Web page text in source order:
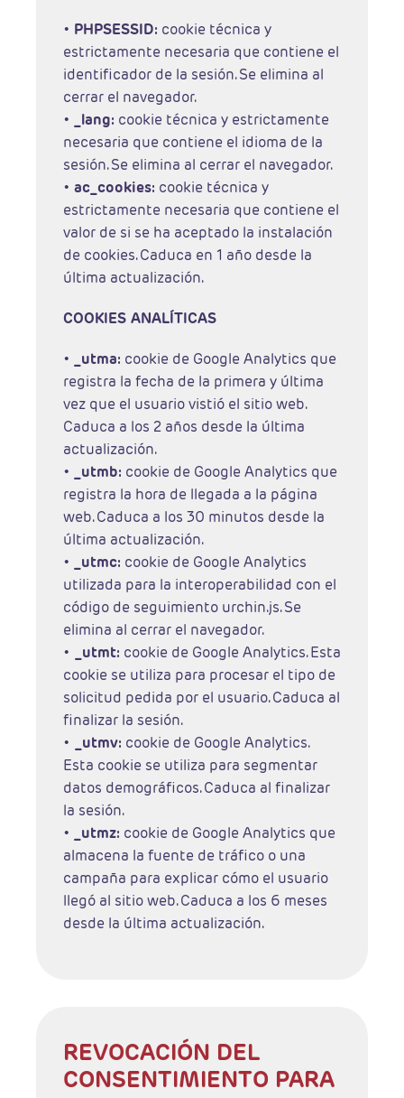
• PHPSESSID: cookie técnica y
estrictamente necesaria que contiene el
identificador de la sesión. Se elimina al
cerrar el navegador.
• _lang: cookie técnica y estrictamente
necesaria que contiene el idioma de la
sesión. Se elimina al cerrar el navegador.
• ac_cookies: cookie técnica y
estrictamente necesaria que contiene el
valor de si se ha aceptado la instalación
de cookies. Caduca en 1 año desde la
última actualización.
COOKIES ANALÍTICAS
• _utma: cookie de Google Analytics que
registra la fecha de la primera y última
vez que el usuario vistió el sitio web.
Caduca a los 2 años desde la última
actualización.
• _utmb: cookie de Google Analytics que
registra la hora de llegada a la página
web. Caduca a los 30 minutos desde la
última actualización.
• _utmc: cookie de Google Analytics
utilizada para la interoperabilidad con el
código de seguimiento urchin.js. Se
elimina al cerrar el navegador.
• _utmt: cookie de Google Analytics. Esta
cookie se utiliza para procesar el tipo de
solicitud pedida por el usuario. Caduca al
finalizar la sesión.
• _utmv: cookie de Google Analytics.
Esta cookie se utiliza para segmentar
datos demográficos. Caduca al finalizar
la sesión.
• _utmz: cookie de Google Analytics que
almacena la fuente de tráfico o una
campaña para explicar cómo el usuario
llegó al sitio web. Caduca a los 6 meses
desde la última actualización.
REVOCACIÓN DEL
CONSENTIMIENTO PARA